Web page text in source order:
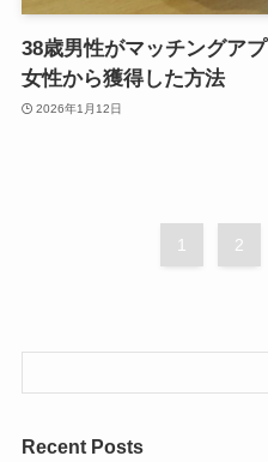
38歳男性がマッチングア
女性から獲得した方法
2026年1月12日
1 2
Recent Posts